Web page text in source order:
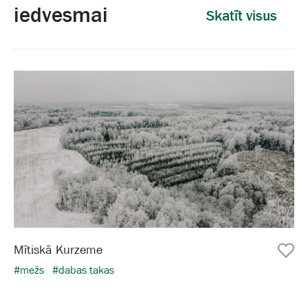
iedvesmai
Skatīt visus
Mītiskā Kurzeme
#mežs #dabas takas